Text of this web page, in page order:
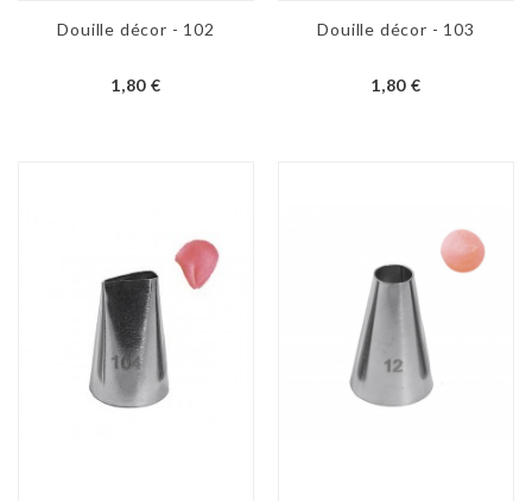
Douille décor - 102
1,80 €
Douille décor - 103
1,80 €